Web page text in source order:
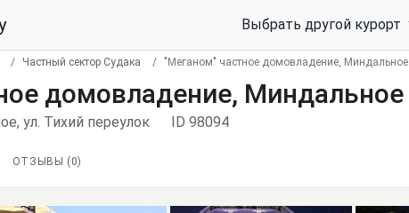
Выбрать другой курорт
Частный сектор Судака "Меганом" частное домовладение, Миндальное
домовладение, Миндальное
ул. Тихий переулок ID 98094
ОТЗЫВЫ ( 0)